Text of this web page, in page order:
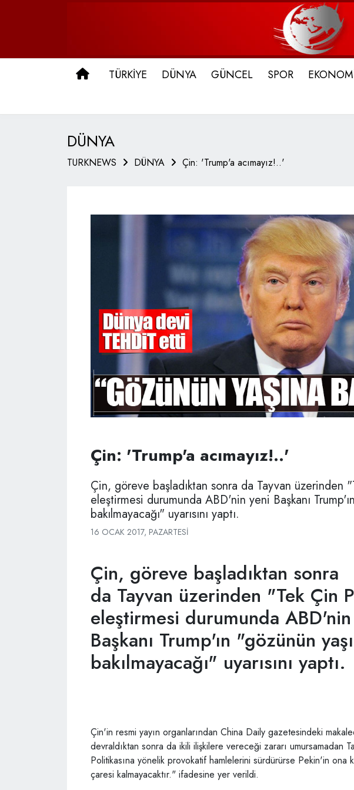
ANA SAYFA
TÜRKİYE DÜNYA GÜNCEL SPOR
DÜNYA
TURKNEWS DÜNYA Çin: 'Trump'a acımayız!..'
Çin: 'Trump'a acımayız!..'
Çin, göreve başladıktan sonra da Tayvan üzerinden
eleştirmesi durumunda ABD'nin yeni Başkanı
bakılmayacağı" uyarısını yaptı.
16 OCAK 2017, PAZARTESI
Çin, göreve başladıktan sonra
da Tayvan üzerinden "Tek Çin
eleştirmesi durumunda
Başkanı Trump'ın "gözünün
bakılmayacağı" uyarısını yaptı.
Çin'in resmi yayın organlarından China Daily gazetesindeki
devraldıktan sonra da ikili ilişkilere vereceği zararı umursamadan
Politikasına yönelik provokatif hamlelerini sürdürürse Pekin'in ona
çaresi kalmayacaktır." ifadesine yer verildi.